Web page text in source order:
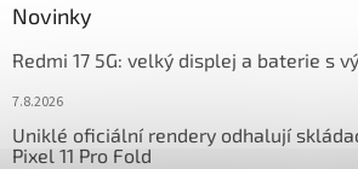
Novinky
Redmi 17 5G: velký displej a baterie s
7.8.2026
Uniklé oficiální rendery odhalují
Pixel 11 Pro Fold